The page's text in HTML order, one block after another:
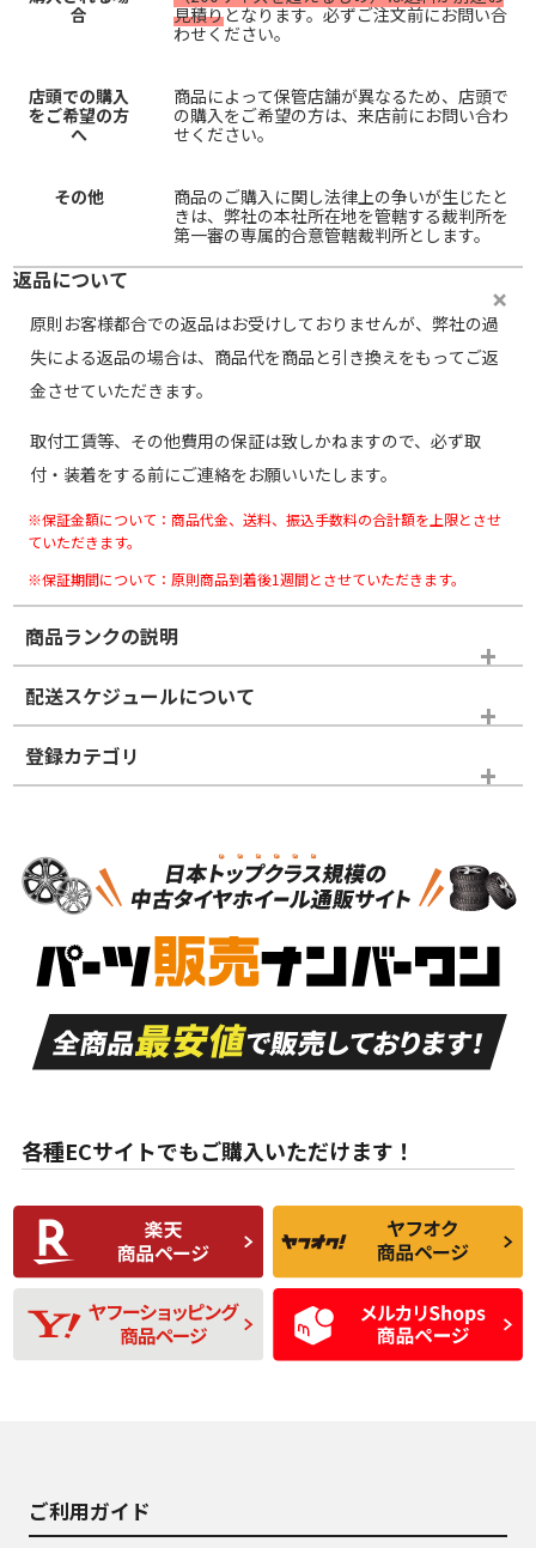
合
見積りとなります。必ずご注文前にお問い合
わせください。
店頭での購入
をご希望の方
へ
商品によって保管店舗が異なるため、店頭で
の購入をご希望の方は、来店前にお問い合わ
せください。
その他
商品のご購入に関し法律上の争いが生じたと
きは、弊社の本社所在地を管轄する裁判所を
第一審の専属的合意管轄裁判所とします。
返品について
原則お客様都合での返品はお受けしておりませんが、弊社の過
失による返品の場合は、商品代を商品と引き換えをもってご返
金させていただきます。
取付工賃等、その他費用の保証は致しかねますので、必ず取
付・装着をする前にご連絡をお願いいたします。
※保証金額について：商品代金、送料、振込手数料の合計額を上限とさせ
ていただきます。
※保証期間について：原則商品到着後1週間とさせていただきます。
商品ランクの説明
※商品ランクは出品者の主観により判断しておりますので、あら
かじめご了承ください。
ホイールランク
S
品）
S
新車外し品（新古
付き
A
走行距離も少なく、
目立つ傷もほとんど
ない中古品
A
走行距離も少なく、
非常に状態の良い中
古品
な中古品
んどない中古品
C
比較的きれいな中古
品
C
られるが、使用に問
題のない中古品
D
使用感や目立つ傷が
あり、一般的な中古
品
D
残り溝も少なく、偏
磨耗がみられ、短期
間使用できるくらい
の中古品
配送スケジュールについて
登録カテゴリ
タイヤのみ
各種ECサイトでもご購入いただけます！
ご利用ガイド